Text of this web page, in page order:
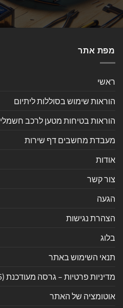
מפת אתר
ראשי
הוראות שימוש בסוללות ליתיום
הוראות בטיחות מטען לרכב חשמלי
מעבדת מחשבים דף שירות
אודות
צור קשר
הגעה
הצהרת נגישות
בלוג
תנאי השימוש באתר
מדיניות פרטיות – גרסה מעודכנת (2025)
אוטומציה של האתר